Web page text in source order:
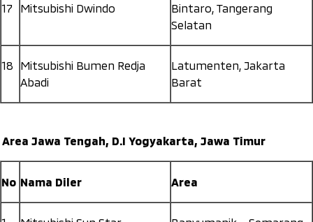
17 Mitsubishi Dwindo
Bintaro, Tangerang
Selatan
18
Mitsubishi Bumen Redja
Abadi
Latumenten, Jakarta
Barat
Area Jawa Tengah, D.I Yogyakarta, Jawa Timur
No Nama Diler Area